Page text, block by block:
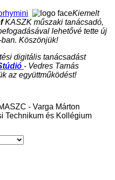
Kiemelt
KASZK műszaki tanácsadó,
lehetővé tette új
Köszönjük!
digitális tanácsadást
- Vedres Tamás
az együttműködést!
- Varga Márton
Technikum és Kollégium